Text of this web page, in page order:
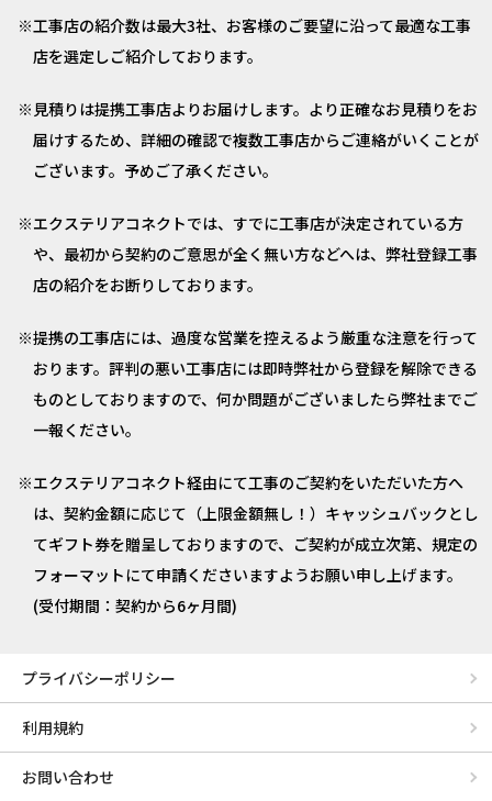
工事店の紹介数は最大3社、お客様のご要望に沿って最適な工事
店を選定しご紹介しております。
見積りは提携工事店よりお届けします。より正確なお見積りをお
届けするため、詳細の確認で複数工事店からご連絡がいくことが
ございます。予めご了承ください。
エクステリアコネクトでは、すでに工事店が決定されている方
や、最初から契約のご意思が全く無い方などへは、弊社登録工事
店の紹介をお断りしております。
提携の工事店には、過度な営業を控えるよう厳重な注意を行って
おります。評判の悪い工事店には即時弊社から登録を解除できる
ものとしておりますので、何か問題がございましたら弊社までご
一報ください。
エクステリアコネクト経由にて工事のご契約をいただいた方へ
は、契約金額に応じて（上限金額無し！）キャッシュバックとし
てギフト券を贈呈しておりますので、ご契約が成立次第、規定の
フォーマットにて申請くださいますようお願い申し上げます。
(受付期間：契約から6ヶ月間)
プライバシーポリシー
利用規約
お問い合わせ